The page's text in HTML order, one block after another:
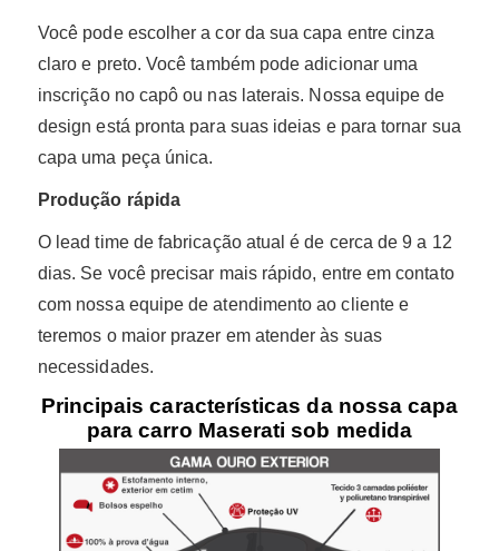
Você pode escolher a cor da sua capa entre cinza
claro e preto. Você também pode adicionar uma
inscrição no capô ou nas laterais. Nossa equipe de
design está pronta para suas ideias e para tornar sua
capa uma peça única.
Produção rápida
O lead time de fabricação atual é de cerca de 9 a 12
dias. Se você precisar mais rápido, entre em contato
com nossa equipe de atendimento ao cliente e
teremos o maior prazer em atender às suas
necessidades.
Principais características da nossa capa
para carro Maserati sob medida